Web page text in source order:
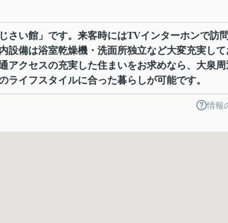
さい館」です。来客時にはTVインターホンで訪
設備は浴室乾燥機・洗面所独立など大変充実して
アクセスの充実した住まいをお求めなら、大泉周
イフスタイルに合った暮らしが可能です。
情報